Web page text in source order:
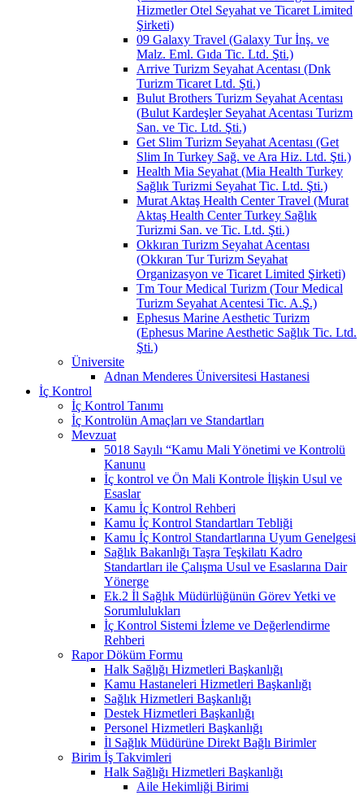
Hizmetler Otel Seyahat ve Ticaret Limited
Şirketi)
09 Galaxy Travel (Galaxy Tur İnş. ve
Malz. Eml. Gıda Tic. Ltd. Şti.)
Arrive Turizm Seyahat Acentası (Dnk
Turizm Ticaret Ltd. Şti.)
Bulut Brothers Turizm Seyahat Acentası
(Bulut Kardeşler Seyahat Acentası Turizm
San. ve Tic. Ltd. Şti.)
Get Slim Turizm Seyahat Acentası (Get
Slim In Turkey Sağ. ve Ara Hiz. Ltd. Şti.)
Health Mia Seyahat (Mia Health Turkey
Sağlık Turizmi Seyahat Tic. Ltd. Şti.)
Murat Aktaş Health Center Travel (Murat
Aktaş Health Center Turkey Sağlık
Turizmi San. ve Tic. Ltd. Şti.)
Okkıran Turizm Seyahat Acentası
(Okkıran Tur Turizm Seyahat
Organizasyon ve Ticaret Limited Şirketi)
Tm Tour Medical Turizm (Tour Medical
Turizm Seyahat Acentesi Tic. A.Ş.)
Ephesus Marine Aesthetic Turizm
(Ephesus Marine Aesthetic Sağlık Tic. Ltd.
Şti.)
Üniversite
Adnan Menderes Üniversitesi Hastanesi
İç Kontrol
İç Kontrol Tanımı
İç Kontrolün Amaçları ve Standartları
Mevzuat
5018 Sayılı “Kamu Mali Yönetimi ve Kontrolü
Kanunu
İç kontrol ve Ön Mali Kontrole İlişkin Usul ve
Esaslar
Kamu İç Kontrol Rehberi
Kamu İç Kontrol Standartları Tebliği
Kamu İç Kontrol Standartlarına Uyum Genelgesi
Sağlık Bakanlığı Taşra Teşkilatı Kadro
Standartları ile Çalışma Usul ve Esaslarına Dair
Yönerge
Ek.2 İl Sağlık Müdürlüğünün Görev Yetki ve
Sorumlulukları
İç Kontrol Sistemi İzleme ve Değerlendirme
Rehberi
Rapor Döküm Formu
Halk Sağlığı Hizmetleri Başkanlığı
Kamu Hastaneleri Hizmetleri Başkanlığı
Sağlık Hizmetleri Başkanlığı
Destek Hizmetleri Başkanlığı
Personel Hizmetleri Başkanlığı
İl Sağlık Müdürüne Direkt Bağlı Birimler
Birim İş Takvimleri
Halk Sağlığı Hizmetleri Başkanlığı
Aile Hekimliği Birimi